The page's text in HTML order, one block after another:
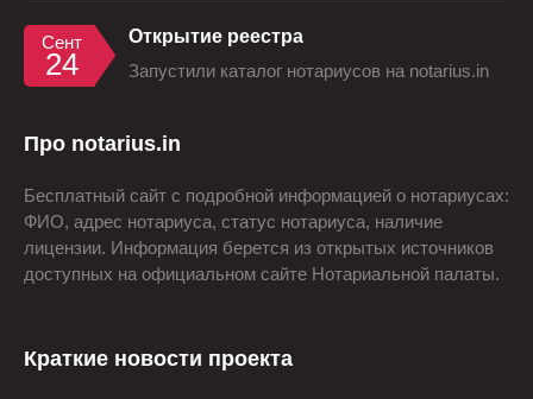
Сент
24
Открытие реестра
Запустили каталог нотариусов на notarius.in
Про notarius.in
Бесплатный сайт с подробной информацией о нотариусах:
ФИО, адрес нотариуса, статус нотариуса, наличие
лицензии. Информация берется из открытых источников
доступных на официальном сайте Нотариальной палаты.
Краткие новости проекта